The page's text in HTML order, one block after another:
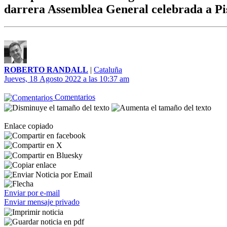
darrera Assemblea General celebrada a
ROBERTO RANDALL | Cataluña
Jueves, 18 Agosto 2022 a las 10:37 am
Comentarios
Enlace copiado
Enviar por e-mail
Enviar mensaje privado